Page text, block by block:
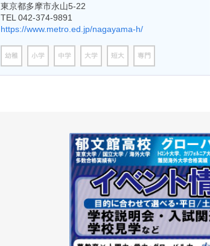
東京都多摩市永山5-22
TEL 042-374-9891
https://www.metro.ed.jp/nagayama-h/